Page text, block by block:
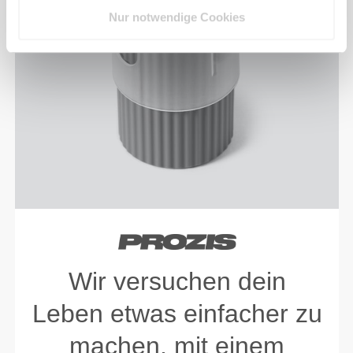
Nur notwendige Cookies
Wir versuchen dein
Leben etwas einfacher zu
machen, mit einem